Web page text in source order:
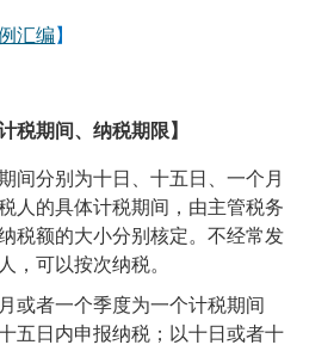
汇编 】
税期间、纳税期限】
间分别为十日、十五日、一个月
人的具体计税期间，由主管税务
税额的大小分别核定。不经常发
，可以按次纳税。
者一个季度为一个计税期间
五日内申报纳税；以十日或者十